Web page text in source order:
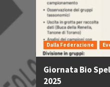
Dalla Federazione
Giornata Bio
2025